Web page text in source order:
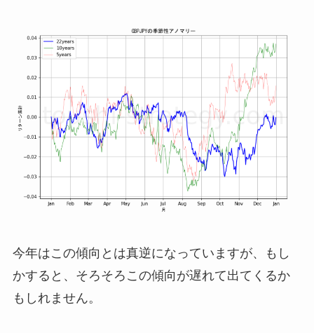
今年はこの傾向とは真逆になっていますが、もし
かすると、そろそろこの傾向が遅れて出てくるか
もしれません。